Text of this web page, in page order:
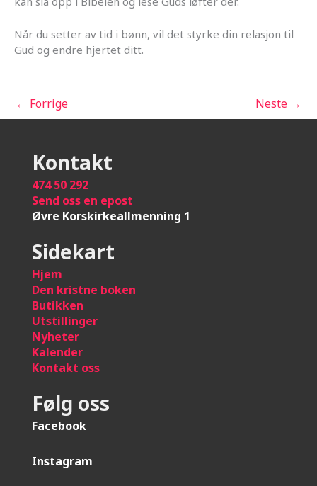
Når du setter av tid i bønn, vil det styrke din relasjon til
Gud og endre hjertet ditt.
← Forrige Neste →
Kontakt
474 50 292
Send oss en epost
Øvre Korskirkeallmenning 1
Sidekart
Hjem
Den kristne boken
Butikken
Utstillinger
Nyheter
Kalender
Kontakt oss
Følg oss
Facebook
Instagram